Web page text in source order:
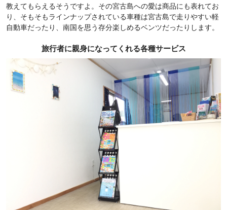
教えてもらえるそうですよ。その宮古島への愛は商品にも表れてお
り、そもそもラインナップされている車種は宮古島で走りやすい軽
自動車だったり、南国を思う存分楽しめるベンツだったりします。
旅行者に親身になってくれる各種サービス